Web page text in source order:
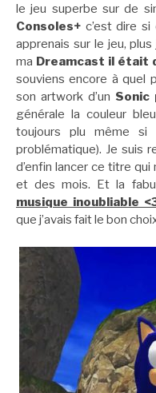
le jeu superbe sur de
Consoles+ c’est dire si
apprenais sur le jeu,
ma Dreamcast il était
souviens encore à quel
son artwork d’un
générale la couleur
toujours plu même si
problématique). Je suis
d’enfin lancer ce titre
et des mois. Et la
musique inoubliable
que j’avais fait le bon